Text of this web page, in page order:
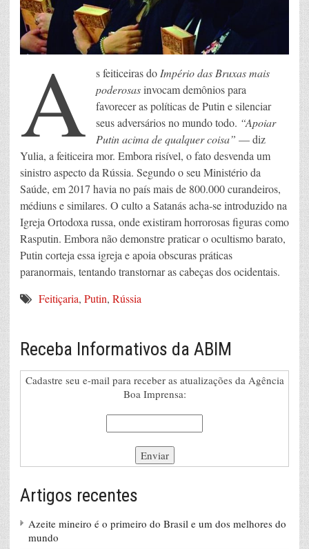
A s feiticeiras doImpério das Bruxas mais
poderosasinvocam demônios para
favorecer as políticas de Putin e silenciar
seus adversários no mundo todo. “Apoiar
Putin acima de qualquer coisa” — diz
Yulia, a feiticeira mor. Embora risível, o fato desvenda um
sinistro aspecto da Rússia. Segundo o seu Ministério da
Saúde, em 2017 havia no país mais de 800.000 curandeiros,
médiuns e similares. O culto a Satanás acha-se introduzido na
Igreja Ortodoxa russa, onde existiram horrorosas figuras como
Rasputin. Embora não demonstre praticar o ocultismo barato,
Putin corteja essa igreja e apoia obscuras práticas
paranormais, tentando transtornar as cabeças dos ocidentais.
Feitiçaria, Putin, Rússia
Receba Informativos da ABIM
Cadastre seu e-mail para receber as atualizações da Agência
Boa Imprensa:
Artigos recentes
Azeite mineiro é o primeiro do Brasil e um dos melhores do
mundo